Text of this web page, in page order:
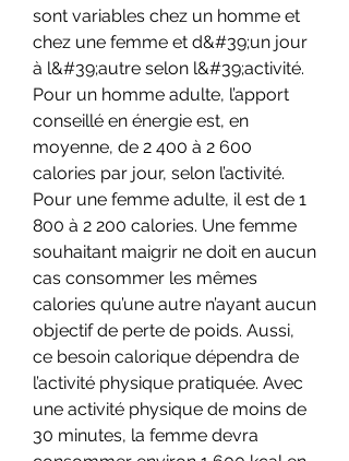
sont variables chez un homme et
chez une femme et d&#39;un jour
à l&#39;autre selon l&#39;activité.
Pour un homme adulte, l’apport
conseillé en énergie est, en
moyenne, de 2 400 à 2 600
calories par jour, selon l’activité.
Pour une femme adulte, il est de 1
800 à 2 200 calories. Une femme
souhaitant maigrir ne doit en aucun
cas consommer les mêmes
calories qu’une autre n’ayant aucun
objectif de perte de poids. Aussi,
ce besoin calorique dépendra de
l’activité physique pratiquée. Avec
une activité physique de moins de
30 minutes, la femme devra